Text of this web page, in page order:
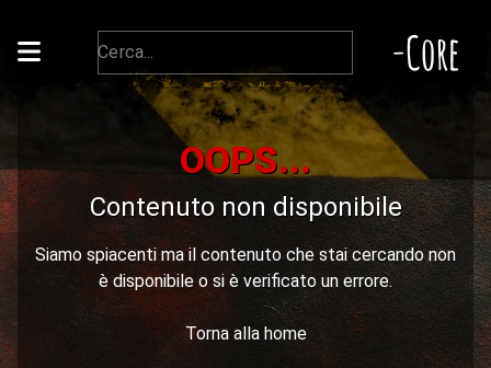
-Core
OOPS...
Contenuto non disponibile
Siamo spiacenti ma il contenuto che stai cercando non
è disponibile o si è verificato un errore.
Torna alla home